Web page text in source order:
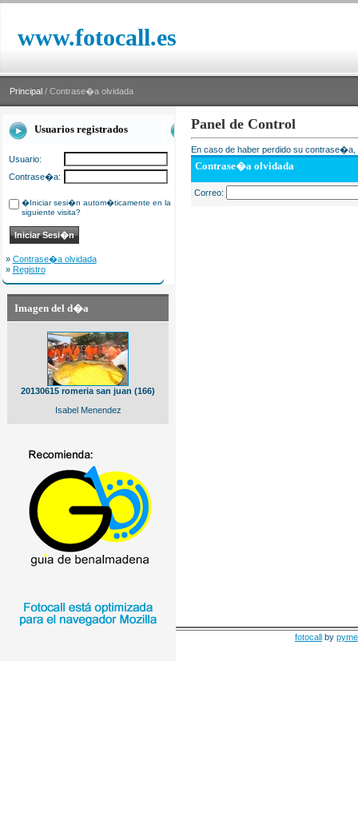
www.fotocall.es
Principal / Contrase�a olvidada
Usuarios registrados
Usuario:
Contrase�a:
�Iniciar sesi�n autom�ticamente en la
siguiente visita?
» Contrase�a olvidada
» Registro
Imagen del d�a
20130615 romeria san juan (166)
Isabel Menendez
Panel de Control
En caso de haber perdido su
Contrase�a olvidada
Correo:
fotocall by